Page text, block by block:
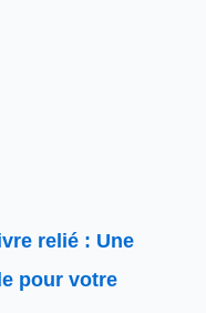
relié : Une
pour votre